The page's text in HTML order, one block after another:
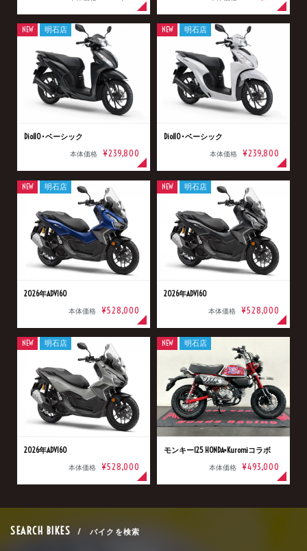
Dio110･ベーシック
本体価格 ¥239,800
NEW 明石店
Dio110･ベーシック
本体価格 ¥239,800
NEW 明石店
2026年ADV160
本体価格 ¥528,000
NEW 明石店
2026年ADV160
本体価格 ¥528,000
NEW 明石店
2026年ADV160
本体価格 ¥528,000
NEW 明石店
モンキー125 HONDA×Kuromiコラボ
本体価格 ¥493,000
NEW 明石店
SEARCH BIKES / バイクを検索